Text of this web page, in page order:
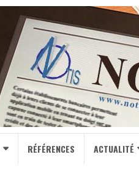
RÉFÉRENCES ACTUALITÉ